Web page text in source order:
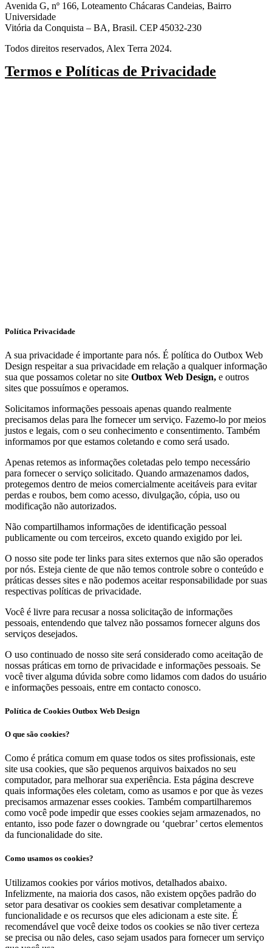
Avenida G, nº 166, Loteamento Chácaras Candeias, Bairro
Universidade
Vitória da Conquista – BA, Brasil. CEP 45032-230
Todos direitos reservados, Alex Terra 2024.
Termos e Políticas de Privacidade
Política Privacidade
A sua privacidade é importante para nós. É política do Outbox Web
Design respeitar a sua privacidade em relação a qualquer informação
sua que possamos coletar no site Outbox Web Design, e outros
sites que possuímos e operamos.
Solicitamos informações pessoais apenas quando realmente
precisamos delas para lhe fornecer um serviço. Fazemo-lo por meios
justos e legais, com o seu conhecimento e consentimento. Também
informamos por que estamos coletando e como será usado.
Apenas retemos as informações coletadas pelo tempo necessário
para fornecer o serviço solicitado. Quando armazenamos dados,
protegemos dentro de meios comercialmente aceitáveis ​​para evitar
perdas e roubos, bem como acesso, divulgação, cópia, uso ou
modificação não autorizados.
Não compartilhamos informações de identificação pessoal
publicamente ou com terceiros, exceto quando exigido por lei.
O nosso site pode ter links para sites externos que não são operados
por nós. Esteja ciente de que não temos controle sobre o conteúdo e
práticas desses sites e não podemos aceitar responsabilidade por suas
respectivas políticas de privacidade.
Você é livre para recusar a nossa solicitação de informações
pessoais, entendendo que talvez não possamos fornecer alguns dos
serviços desejados.
O uso continuado de nosso site será considerado como aceitação de
nossas práticas em torno de privacidade e informações pessoais. Se
você tiver alguma dúvida sobre como lidamos com dados do usuário
e informações pessoais, entre em contacto conosco.
Política de Cookies Outbox Web Design
O que são cookies?
Como é prática comum em quase todos os sites profissionais, este
site usa cookies, que são pequenos arquivos baixados no seu
computador, para melhorar sua experiência. Esta página descreve
quais informações eles coletam, como as usamos e por que às vezes
precisamos armazenar esses cookies. Também compartilharemos
como você pode impedir que esses cookies sejam armazenados, no
entanto, isso pode fazer o downgrade ou ‘quebrar’ certos elementos
da funcionalidade do site.
Como usamos os cookies?
Utilizamos cookies por vários motivos, detalhados abaixo.
Infelizmente, na maioria dos casos, não existem opções padrão do
setor para desativar os cookies sem desativar completamente a
funcionalidade e os recursos que eles adicionam a este site. É
recomendável que você deixe todos os cookies se não tiver certeza
se precisa ou não deles, caso sejam usados ​​para fornecer um serviço